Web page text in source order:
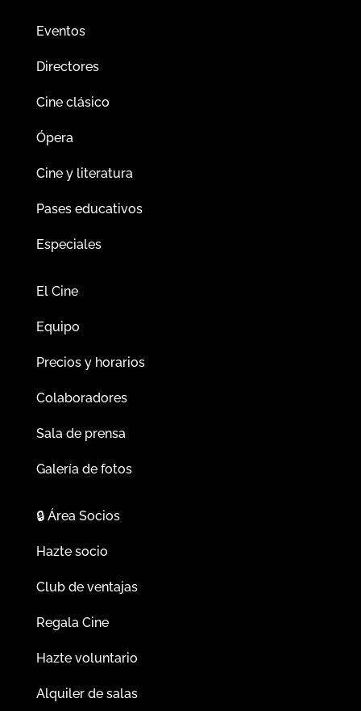
Eventos
Directores
Cine clásico
Ópera
Cine y literatura
Pases educativos
Especiales
El Cine
Equipo
Precios y horarios
Colaboradores
Sala de prensa
Galería de fotos
🔒Área Socios
Hazte socio
Club de ventajas
Regala Cine
Hazte voluntario
Alquiler de salas